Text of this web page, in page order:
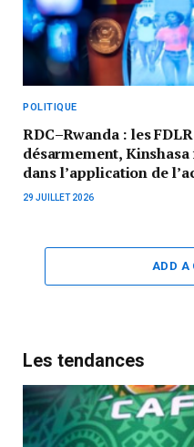
POLITIQUE
RDC–Rwanda : les
désarmement,
dans l’application de
29 JUILLET 2026
ADD A
Les tendances